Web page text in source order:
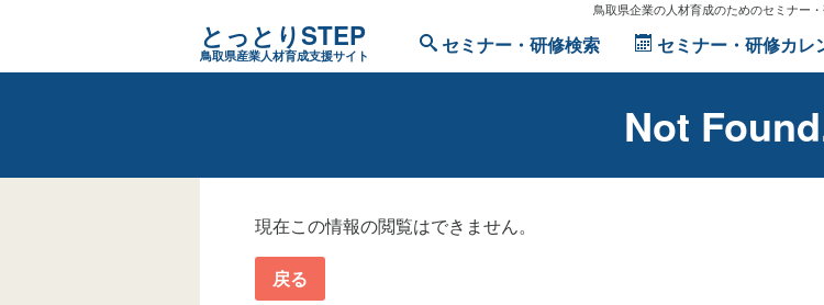
鳥取県企業の人材育成のためのセミナー
とっとりSTEP
鳥取県産業人材育成支援サイト セミナー・研修検索 セミナー・研修カレ
Not
現在この情報の閲覧はできません。
戻る